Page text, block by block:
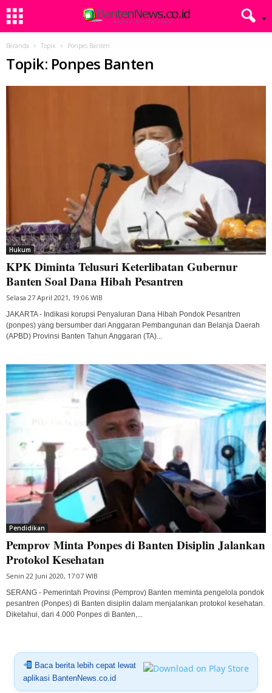
Beranda Topik Ponpes Banten
Topik: Ponpes Banten
Hukum
KPK Diminta Telusuri Keterlibatan Gubernur
Banten Soal Dana Hibah Pesantren
Selasa 27 April 2021, 19:06 WIB
JAKARTA - Indikasi korupsi Penyaluran Dana Hibah Pondok Pesantren
(ponpes) yang bersumber dari Anggaran Pembangunan dan Belanja Daerah
(APBD) Provinsi Banten Tahun Anggaran (TA)...
Pendidikan
Pemprov Minta Ponpes di Banten Disiplin Jalankan
Protokol Kesehatan
Senin 22 Juni 2020, 17:07 WIB
SERANG - Pemerintah Provinsi (Pemprov) Banten meminta pengelola pondok
pesantren (Ponpes) di Banten disiplin dalam menjalankan protokol kesehatan.
Diketahui, dari 4.000 Ponpes di Banten,...
Baca berita lebih cepat lewat
aplikasi BantenNews.co.id